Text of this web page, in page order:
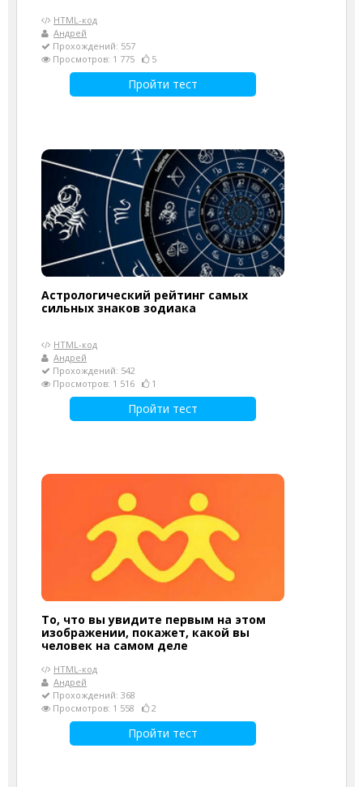
HTML-код
Андрей
Прохождений: 557
Просмотров: 1 775
5
Пройти тест
Астрологический рейтинг самых
сильных знаков зодиака
HTML-код
Андрей
Прохождений: 542
Просмотров: 1 516
1
Пройти тест
То, что вы увидите первым на этом
изображении, покажет, какой вы
человек на самом деле
HTML-код
Андрей
Прохождений: 368
Просмотров: 1 558
2
Пройти тест